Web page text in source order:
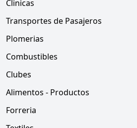
Clinicas
Transportes de Pasajeros
Plomerias
Combustibles
Clubes
Alimentos - Productos
Forreria